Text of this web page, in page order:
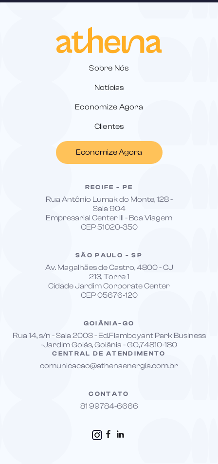
Sobre Nós
Notícias
Economize Agora
Clientes
Economize Agora
RECIFE - PE
Rua Antônio Lumak do Monte, 128 -
Sala 904
Empresarial Center III - Boa Viagem
CEP 51020-350
SÃO PAULO - SP
Av. Magalhães de Castro, 4800 - CJ
213, Torre 1
Cidade Jardim Corporate Center
CEP 05676-120
GOIÂNIA-GO
Rua 14, s/n - Sala 2003 - Ed.Flamboyant Park Business
-Jardim Goiás, Goiânia - GO,74810-180
CENTRAL DE ATENDIMENTO
comunicacao@athenaenergia.com.br
CONTATO
81 99784-6666